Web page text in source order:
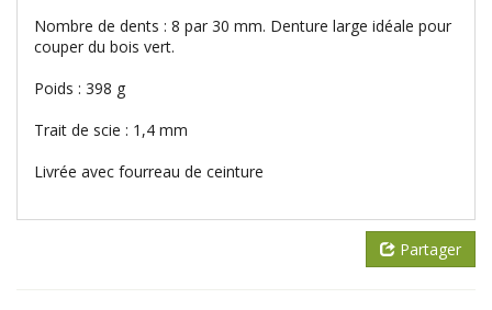
Nombre de dents : 8 par 30 mm. Denture large idéale pour
couper du bois vert.
Poids : 398 g
Trait de scie : 1,4 mm
Livrée avec fourreau de ceinture
Partager